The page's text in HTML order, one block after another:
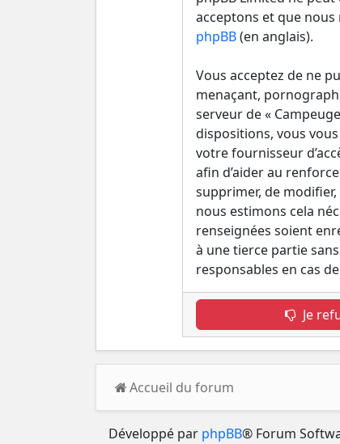
acceptons et que nous
phpBB(en anglais).
Vous acceptez de ne
menaçant,
serveur de «
dispositions, vous
votre fournisseur
afin d’aider au
supprimer, de
nous estimons cela
renseignées soient
à une tierce partie
responsables en cas
Je
Accueil du forum
Développé par phpBB® Forum